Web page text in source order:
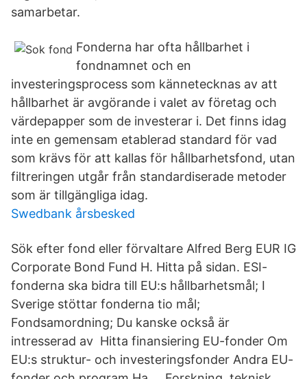
samarbetar.
Fonderna har ofta hållbarhet i
fondnamnet och en
investeringsprocess som kännetecknas av att
hållbarhet är avgörande i valet av företag och
värdepapper som de investerar i. Det finns idag
inte en gemensam etablerad standard för vad
som krävs för att kallas för hållbarhetsfond, utan
filtreringen utgår från standardiserade metoder
som är tillgängliga idag.
Swedbank årsbesked
Sök efter fond eller förvaltare Alfred Berg EUR IG
Corporate Bond Fund H. Hitta på sidan. ESI-
fonderna ska bidra till EU:s hållbarhetsmål; I
Sverige stöttar fonderna tio mål;
Fondsamordning; Du kanske också är
intresserad av Hitta finansiering EU-fonder Om
EU:s struktur- och investeringsfonder Andra EU-